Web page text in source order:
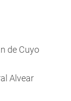
de Cuyo
Alvear